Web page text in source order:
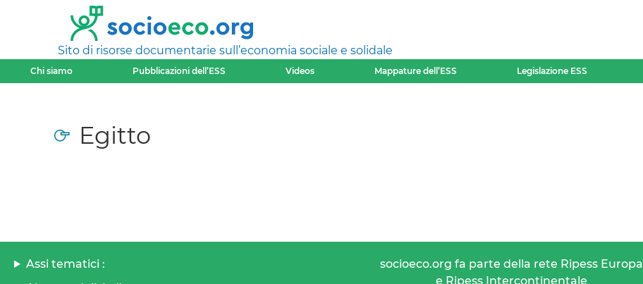
Sito di risorse documentarie sull’economia sociale e solidale
Chi siamo Pubblicazioni dell’ESS Videos Mappature dell’ESS Legislazione ESS
Egitto
Assi tematici :
socioeco.org fa parte della rete Ripess Europa
e Ripess Intercontinentale